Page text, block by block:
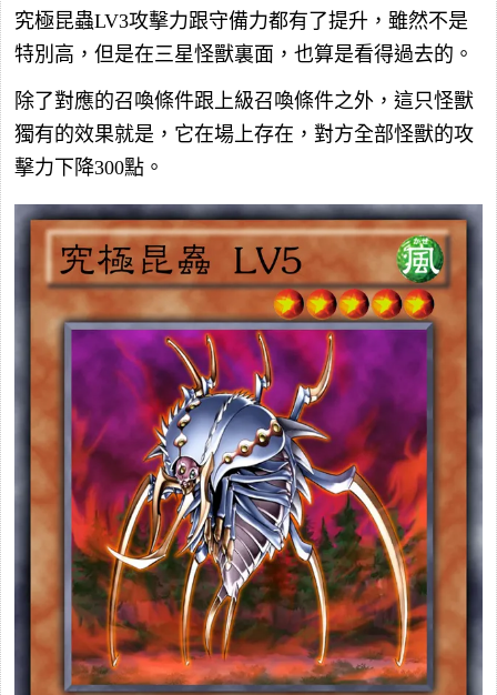
究極昆蟲LV3攻擊力跟守備力都有了提升，雖然不是
特別高，但是在三星怪獸裏面，也算是看得過去的。
除了對應的召喚條件跟上級召喚條件之外，這只怪獸
獨有的效果就是，它在場上存在，對方全部怪獸的攻
擊力下降300點。